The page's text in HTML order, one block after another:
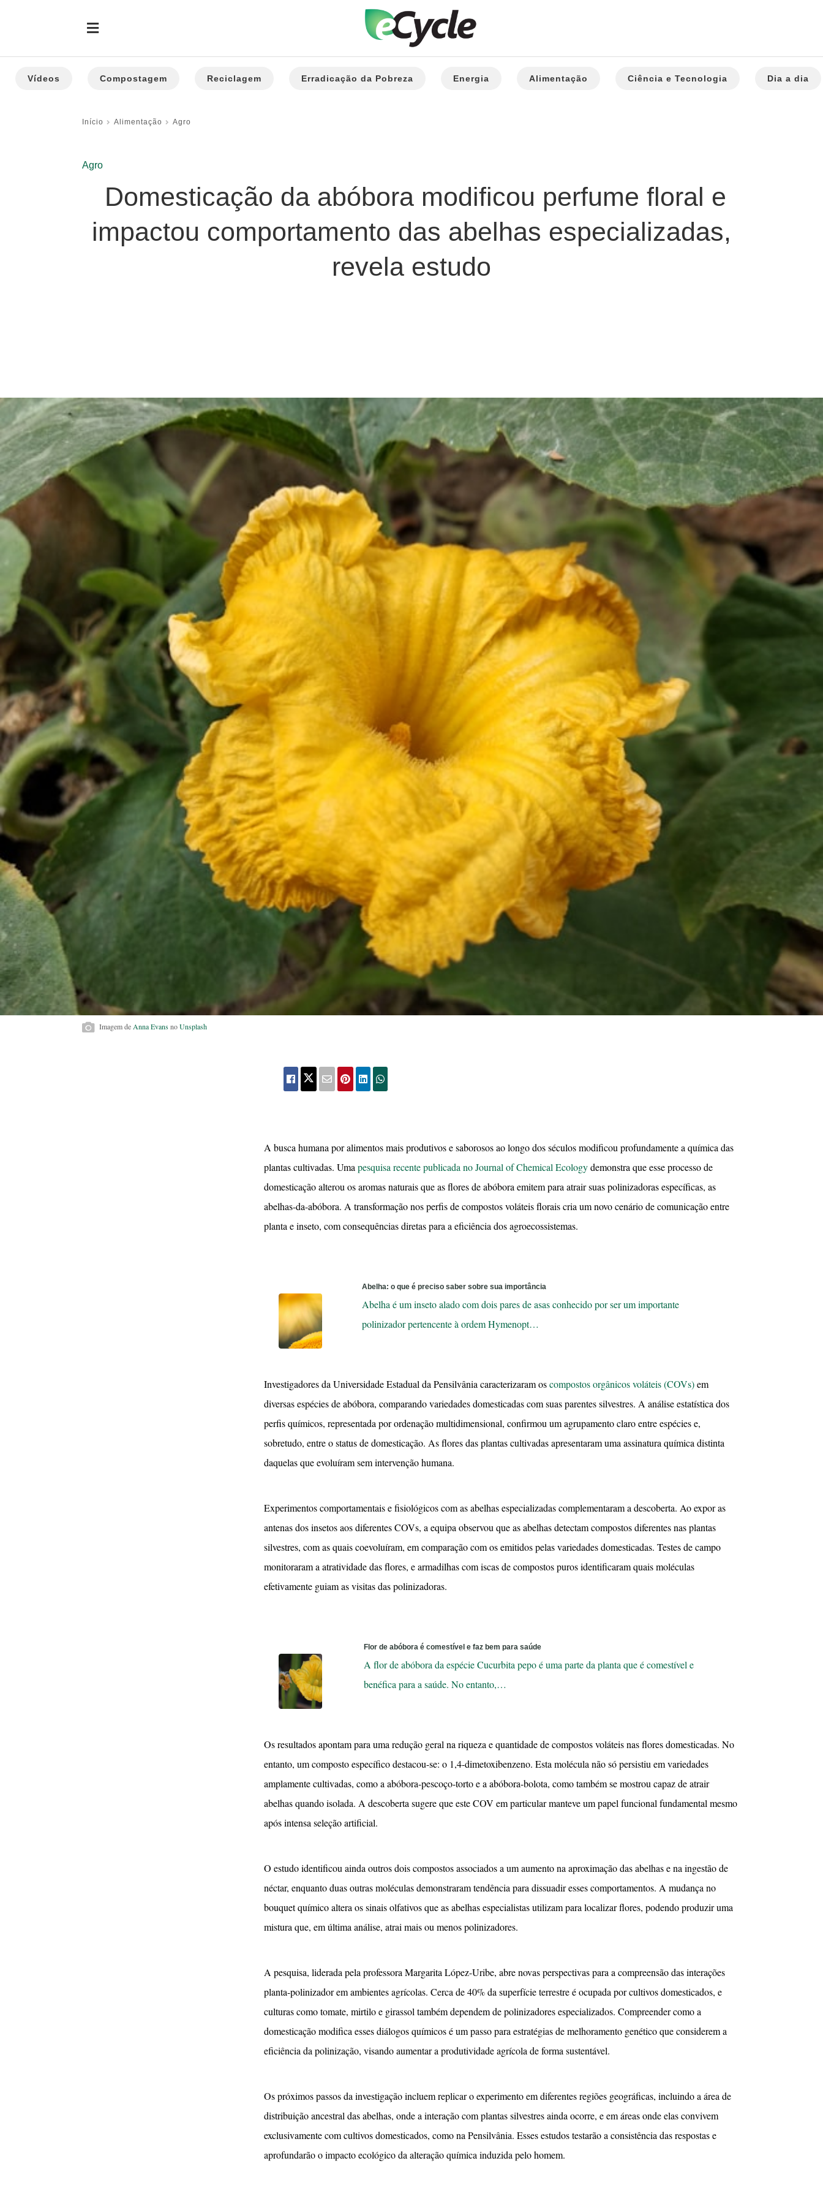
Vídeos Compostagem Reciclagem Erradicação da Pobreza Energia Alimentação Ciência e Tecnologia Dia a dia
Início Alimentação Agro
Agro
Domesticação da abóbora modificou perfume floral e
impactou comportamento das abelhas especializadas,
revela estudo
Imagem de Anna EvansnoUnsplash
A busca humana por alimentos mais produtivos e saborosos ao longo dos séculos modificou profundamente a química das
plantas cultivadas. Uma pesquisa recente publicada no Journal of Chemical Ecologydemonstra que esse processo de
domesticação alterou os aromas naturais que as flores de abóbora emitem para atrair suas polinizadoras específicas, as
abelhas-da-abóbora. A transformação nos perfis de compostos voláteis florais cria um novo cenário de comunicação entre
planta e inseto, com consequências diretas para a eficiência dos agroecossistemas.
Abelha: o que é preciso saber sobre sua importância
Abelha é um inseto alado com dois pares de asas conhecido por ser um importante
polinizador pertencente à ordem Hymenopt…
Investigadores da Universidade Estadual da Pensilvânia caracterizaram oscompostos orgânicos voláteis (COVs)em
diversas espécies de abóbora, comparando variedades domesticadas com suas parentes silvestres. A análise estatística dos
perfis químicos, representada por ordenação multidimensional, confirmou um agrupamento claro entre espécies e,
sobretudo, entre o status de domesticação. As flores das plantas cultivadas apresentaram uma assinatura química distinta
daquelas que evoluíram sem intervenção humana.
Experimentos comportamentais e fisiológicos com as abelhas especializadas complementaram a descoberta. Ao expor as
antenas dos insetos aos diferentes COVs, a equipa observou que as abelhas detectam compostos diferentes nas plantas
silvestres, com as quais coevoluíram, em comparação com os emitidos pelas variedades domesticadas. Testes de campo
monitoraram a atratividade das flores, e armadilhas com iscas de compostos puros identificaram quais moléculas
efetivamente guiam as visitas das polinizadoras.
Flor de abóbora é comestível e faz bem para saúde
A flor de abóbora da espécie Cucurbita pepo é uma parte da planta que é comestível e
benéfica para a saúde. No entanto,…
Os resultados apontam para uma redução geral na riqueza e quantidade de compostos voláteis nas flores domesticadas. No
entanto, um composto específico destacou-se: o 1,4-dimetoxibenzeno. Esta molécula não só persistiu em variedades
amplamente cultivadas, como a abóbora-pescoço-torto e a abóbora-bolota, como também se mostrou capaz de atrair
abelhas quando isolada. A descoberta sugere que este COV em particular manteve um papel funcional fundamental mesmo
após intensa seleção artificial.
O estudo identificou ainda outros dois compostos associados a um aumento na aproximação das abelhas e na ingestão de
néctar, enquanto duas outras moléculas demonstraram tendência para dissuadir esses comportamentos. A mudança no
bouquet químico altera os sinais olfativos que as abelhas especialistas utilizam para localizar flores, podendo produzir uma
mistura que, em última análise, atrai mais ou menos polinizadores.
A pesquisa, liderada pela professora Margarita López-Uribe, abre novas perspectivas para a compreensão das interações
planta-polinizador em ambientes agrícolas. Cerca de 40% da superfície terrestre é ocupada por cultivos domesticados, e
culturas como tomate, mirtilo e girassol também dependem de polinizadores especializados. Compreender como a
domesticação modifica esses diálogos químicos é um passo para estratégias de melhoramento genético que considerem a
eficiência da polinização, visando aumentar a produtividade agrícola de forma sustentável.
Os próximos passos da investigação incluem replicar o experimento em diferentes regiões geográficas, incluindo a área de
distribuição ancestral das abelhas, onde a interação com plantas silvestres ainda ocorre, e em áreas onde elas convivem
exclusivamente com cultivos domesticados, como na Pensilvânia. Esses estudos testarão a consistência das respostas e
aprofundarão o impacto ecológico da alteração química induzida pelo homem.